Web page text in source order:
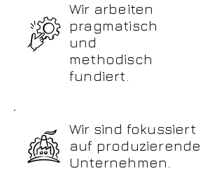
Wir arbeiten
pragmatisch
und
methodisch
fundiert.
Wir sind fokussiert
auf produzierende
Unternehmen.